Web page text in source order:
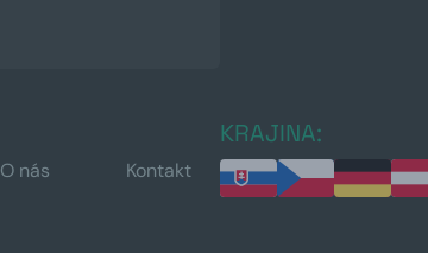
O nás Kontakt
KRAJINA: